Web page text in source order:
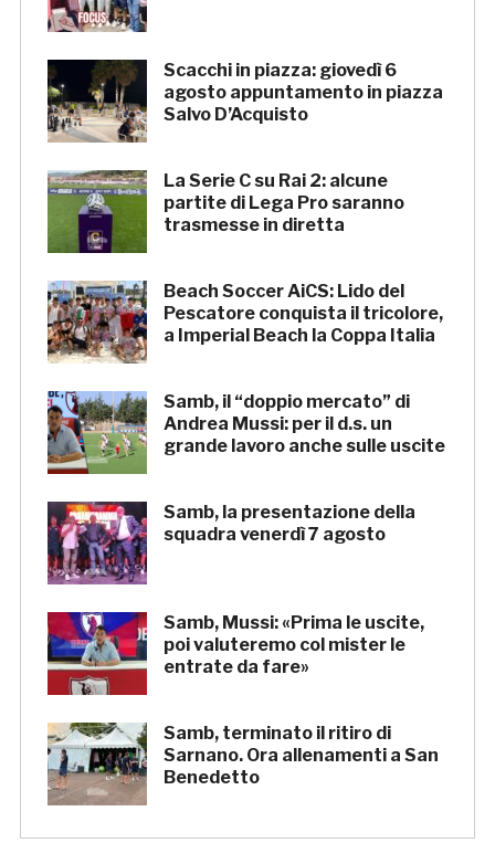
Scacchi in piazza: giovedì 6
agosto appuntamento in piazza
Salvo D’Acquisto
La Serie C su Rai 2: alcune
partite di Lega Pro saranno
trasmesse in diretta
Beach Soccer AiCS: Lido del
Pescatore conquista il tricolore,
a Imperial Beach la Coppa Italia
Samb, il “doppio mercato” di
Andrea Mussi: per il d.s. un
grande lavoro anche sulle uscite
Samb, la presentazione della
squadra venerdì 7 agosto
Samb, Mussi: «Prima le uscite,
poi valuteremo col mister le
entrate da fare»
Samb, terminato il ritiro di
Sarnano. Ora allenamenti a San
Benedetto